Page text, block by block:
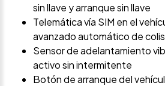
sin llave y arranque sin llave
Telemática vía SIM en el
avanzado automático de
Sensor de adelantamiento
activo sin intermitente
Botón de arranque del